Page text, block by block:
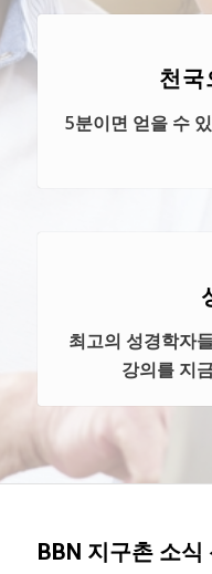
천국
5분이면 얻을 수
최고의 성경학자
강의를 지
BBN 지구촌 소식